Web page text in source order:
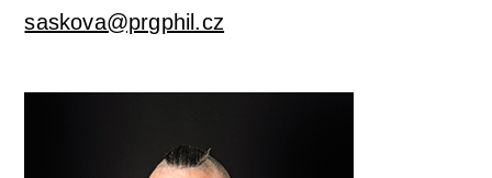
saskova@prgphil.cz